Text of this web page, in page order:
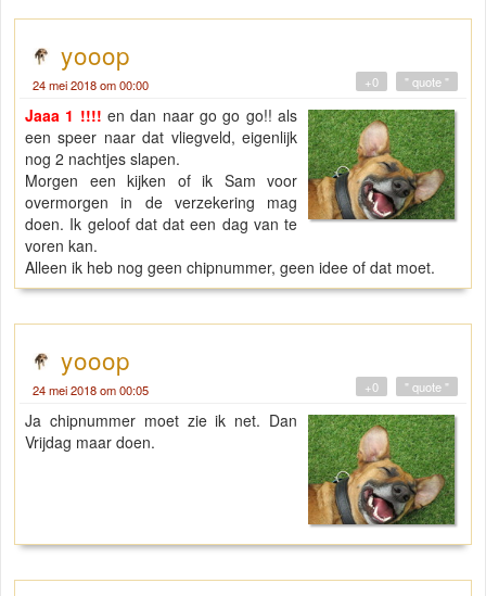
yooop
24 mei 2018 om 00:00 " quote "
+0
Jaaa 1 !!!! en dan naar go go go!! als
een speer naar dat vliegveld, eigenlijk
nog 2 nachtjes slapen.
Morgen een kijken of ik Sam voor
overmorgen in de verzekering mag
doen. Ik geloof dat dat een dag van te
voren kan.
Alleen ik heb nog geen chipnummer, geen idee of dat moet.
yooop
24 mei 2018 om 00:05 " quote "
+0
Ja chipnummer moet zie ik net. Dan
Vrijdag maar doen.